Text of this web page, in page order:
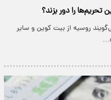
تحریم‌ها را دور بزند؟
روسیه از بیت کوین و سایر